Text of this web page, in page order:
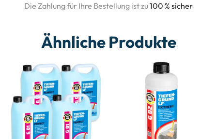
Die Zahlung für Ihre Bestellung ist zu100 % sicher
Ähnliche Produkte